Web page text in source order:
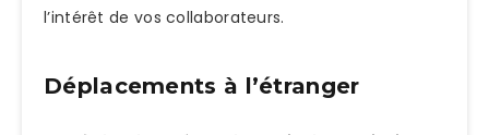
l’intérêt de vos collaborateurs.
Déplacements à l’étranger